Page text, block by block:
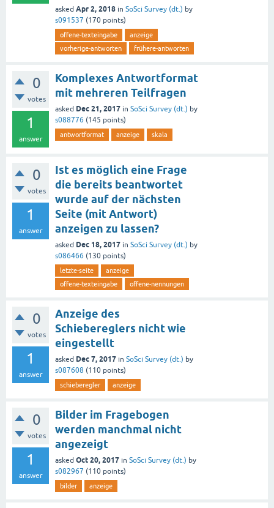
asked Apr 2, 2018 in SoSci Survey (dt.) by
s091537 (170 points)
offene-texteingabe
anzeige
vorherige-antworten
frühere-antworten
0
votes
1
answer
Komplexes Antwortformat
mit mehreren Teilfragen
asked Dec 21, 2017 in SoSci Survey (dt.) by
s088776 (145 points)
antwortformat anzeige skala
0
votes
1
answer
Ist es möglich eine Frage
die bereits beantwortet
wurde auf der nächsten
Seite (mit Antwort)
anzeigen zu lassen?
asked Dec 18, 2017 in SoSci Survey (dt.) by
s086466 (130 points)
letzte-seite
anzeige
offene-texteingabe
offene-nennungen
0
votes
1
answer
Anzeige des
Schiebereglers nicht wie
eingestellt
asked Dec 7, 2017 in SoSci Survey (dt.) by
s087608 (110 points)
schieberegler anzeige
0
votes
1
answer
Bilder im Fragebogen
werden manchmal nicht
angezeigt
asked Oct 20, 2017 in SoSci Survey (dt.) by
s082967 (110 points)
bilder anzeige